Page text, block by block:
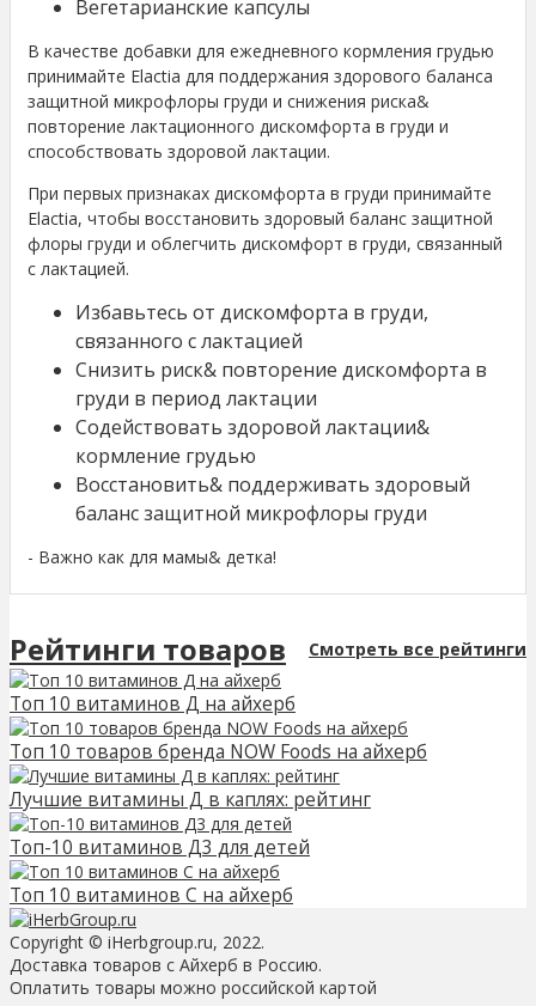
Вегетарианские капсулы
В качестве добавки для ежедневного кормления грудью
принимайте Elactia для поддержания здорового баланса
защитной микрофлоры груди и снижения риска&
повторение лактационного дискомфорта в груди и
способствовать здоровой лактации.
При первых признаках дискомфорта в груди принимайте
Elactia, чтобы восстановить здоровый баланс защитной
флоры груди и облегчить дискомфорт в груди, связанный
с лактацией.
Избавьтесь от дискомфорта в груди,
связанного с лактацией
Снизить риск& повторение дискомфорта в
груди в период лактации
Содействовать здоровой лактации&
кормление грудью
Восстановить& поддерживать здоровый
баланс защитной микрофлоры груди
- Важно как для мамы& детка!
Рейтинги товаров Смотреть все рейтинги
Топ 10 витаминов Д на айхерб
Топ 10 товаров бренда NOW Foods на айхерб
Лучшие витамины Д в каплях: рейтинг
Топ-10 витаминов Д3 для детей
Топ 10 витаминов С на айхерб
Copyright © iHerbgroup.ru, 2022.
Доставка товаров с Айхерб в Россию.
Оплатить товары можно российской картой